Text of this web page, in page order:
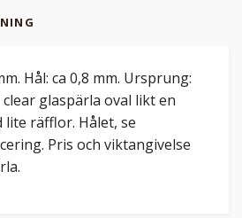
Hål: ca 0,8 mm. Ursprung:
glaspärla oval likt en
räfflor. Hålet, se
Pris och viktangivelse